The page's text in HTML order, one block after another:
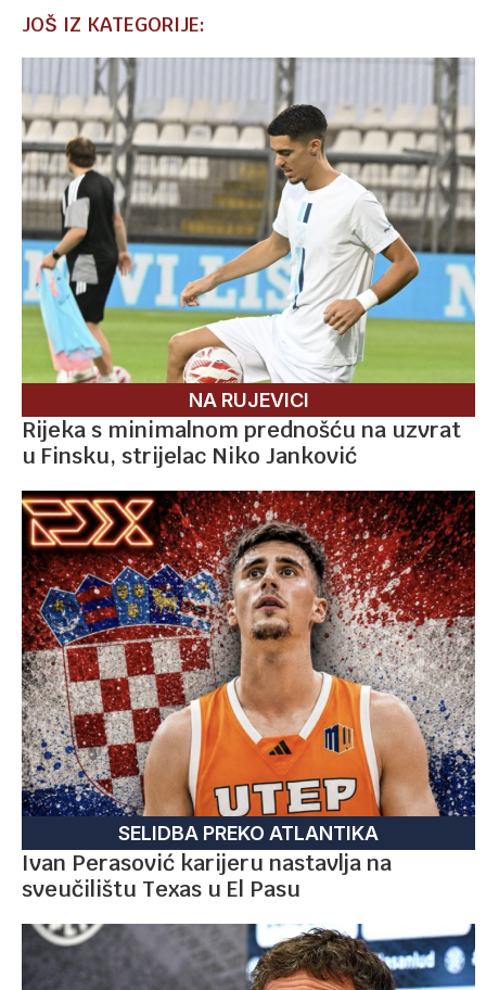
JOŠ IZ KATEGORIJE:
NA RUJEVICI
Rijeka s minimalnom prednošću na uzvrat
u Finsku, strijelac Niko Janković
SELIDBA PREKO ATLANTIKA
Ivan Perasović karijeru nastavlja na
sveučilištu Texas u El Pasu